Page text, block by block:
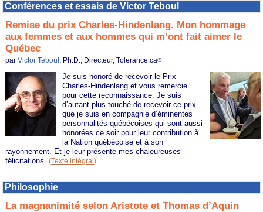
Conférences et essais de Victor Teboul
Remise du prix Charles-Hindenlang. Mon hommage
aux femmes et aux hommes qui m’ont fait aimer le
Québec
parVictor Teboul, Ph.D., Directeur, Tolerance.ca®
Je suis honoré de recevoir le Prix
Charles-Hindenlang et vous remercie
pour cette reconnaissance. Je suis
d’autant plus touché de recevoir ce prix
que je suis en compagnie d’éminentes
personnalités québécoises qui sont aussi
honorées ce soir pour leur contribution à
la Nation québécoise et à son
rayonnement. Et je leur présente mes chaleureuses
félicitations.(Texte intégral)
Philosophie
La magnanimité selon Aristote et Thomas d’Aquin